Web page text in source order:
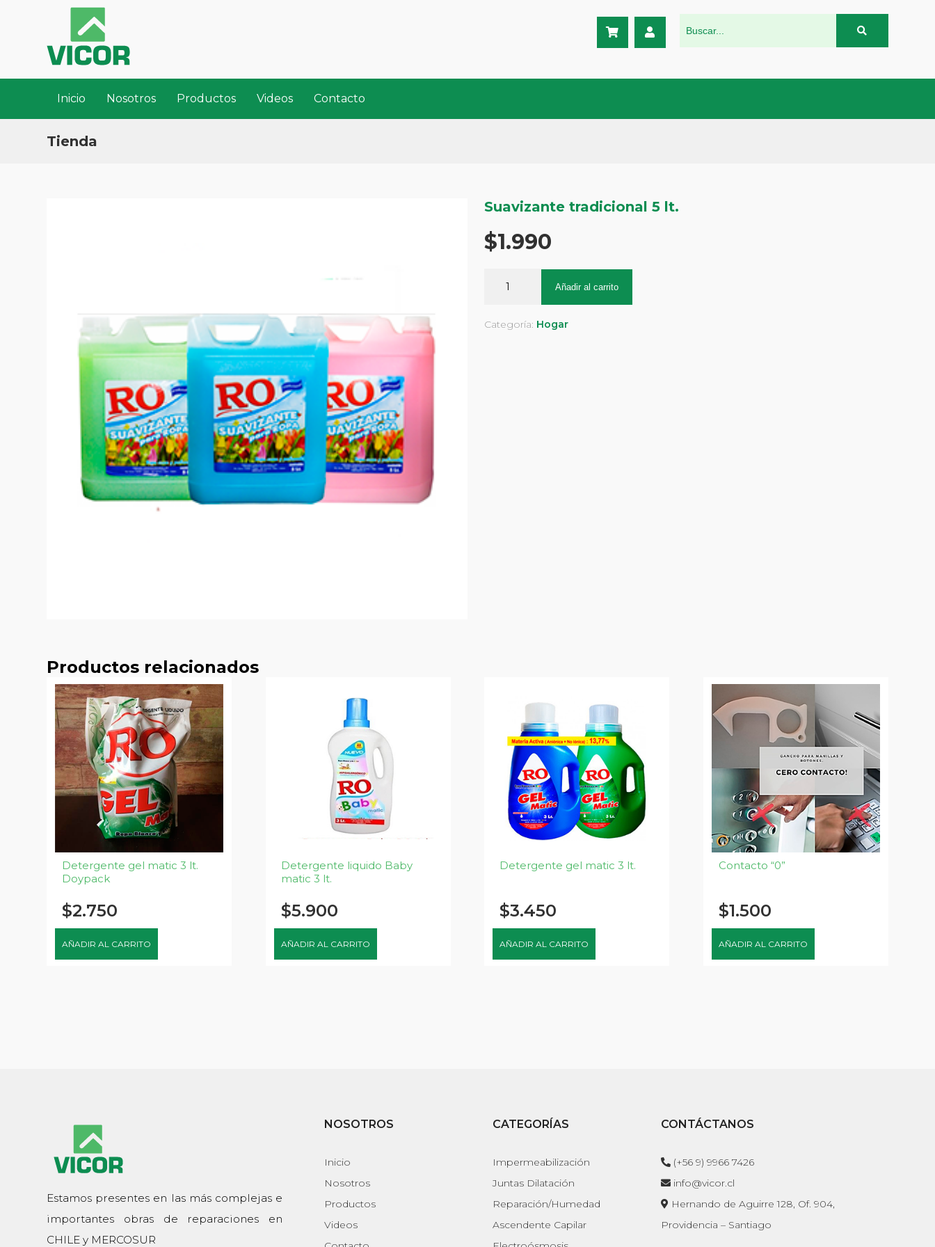
Inicio Nosotros Productos Videos Contacto
Tienda
Suavizante tradicional 5 lt.
$1.990
tradicional
cantidad
Añadir al carrito
Categoría: Hogar
Productos relacionados
Detergente gel matic 3 lt.
Doypack
$2.750
AÑADIR AL CARRITO
Detergente liquido Baby
matic 3 lt.
$5.900
AÑADIR AL CARRITO
Detergente gel matic 3 lt.
$3.450
AÑADIR AL CARRITO
Contacto “0”
$1.500
AÑADIR AL CARRITO
Estamos presentes en las más complejas e
importantes obras de reparaciones en
CHILE y MERCOSUR
NOSOTROS
Inicio
Nosotros
Productos
Videos
CATEGORÍAS
Impermeabilización
Juntas Dilatación
Reparación/Humedad
Ascendente Capilar
CONTÁCTANOS
(+56 9) 9966 7426
info@vicor.cl
Hernando de Aguirre 128, Of. 904,
Providencia – Santiago